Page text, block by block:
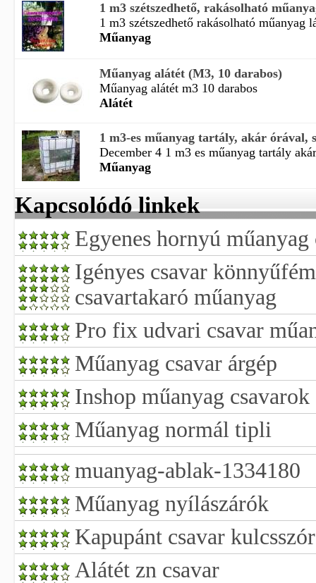
1 m3 szétszedhető, rakásolható
1 m3 szétszedhető rakásolható műanyag
Műanyag
Műanyag alátét (M3, 10 darabos)
Műanyag alátét m3 10 darabos
Alátét
1 m3-es műanyag tartály, akár órával,
December 4 1 m3 es műanyag tartály
Műanyag
Kapcsolódó linkek
Egyenes hornyú műanyag
Igényes csavar
csavartakaró műanyag
Pro fix udvari csavar
Műanyag csavar árgép
Inshop műanyag csavarok
Műanyag normál tipli
muanyag-ablak-1334180
Műanyag nyílászárók
Kapupánt csavar
Alátét zn csavar